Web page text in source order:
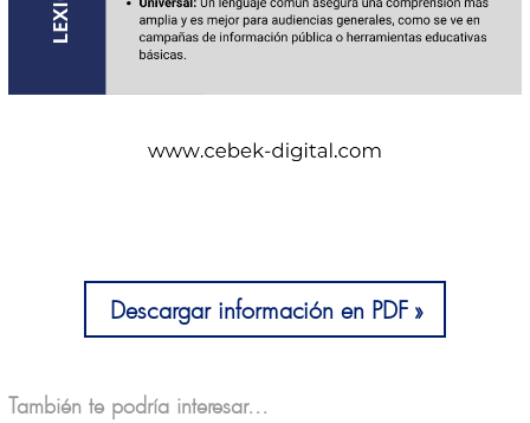
Descargar información en PDF
También te podría interesar...